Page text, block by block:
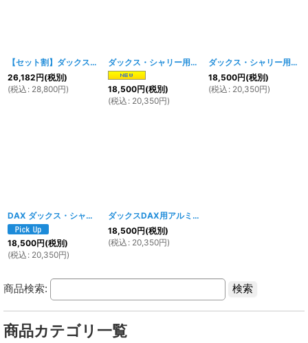
【セット割】ダックス・シャリィ4本ハブ用10インチアルミキャストホイール&タイヤ 前後セット
26,182円(税別)
(税込 : 28,800円)
ダックス・シャリー用10インチ合わせアルミホイール・タイヤ前後セットC
18,500円(税別)
(税込 : 20,350円)
ダックス・シャリー用10インチ合わせアルミホイール・タイヤ前後セットA
18,500円(税別)
(税込 : 20,350円)
DAX ダックス・シャリー用10インチ合わせアルミホイール・タイヤ前後セットB
18,500円(税別)
(税込 : 20,350円)
ダックスDAX用アルミホイール＆タイヤセット/ホイールサイズ・タイヤ選択可
18,500円(税別)
(税込 : 20,350円)
商品検索:
商品カテゴリ一覧